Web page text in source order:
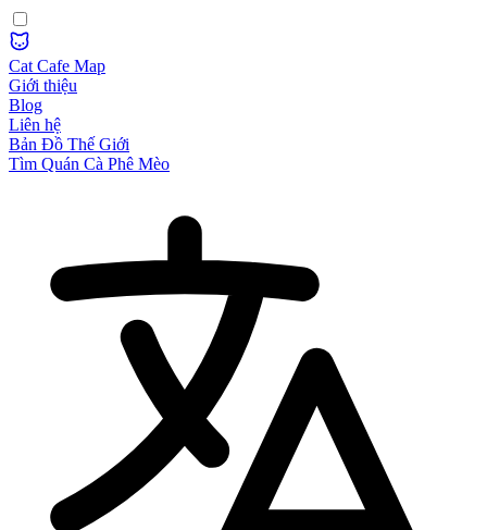
Cat Cafe Map
Giới thiệu
Blog
Liên hệ
Bản Đồ Thế Giới
Tìm Quán Cà Phê Mèo